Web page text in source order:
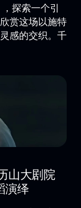
探索一个引
赏这场以施特
感的交织。千
山大剧院
演绎